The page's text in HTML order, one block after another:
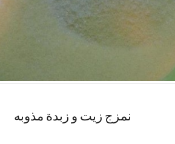
نمزج زيت و زبدة مذوبه